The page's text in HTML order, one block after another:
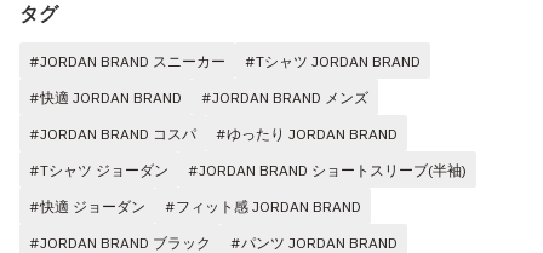
タグ
#JORDAN BRAND スニーカー
#Tシャツ JORDAN BRAND
#快適 JORDAN BRAND
#JORDAN BRAND メンズ
#JORDAN BRAND コスパ
#ゆったり JORDAN BRAND
#Tシャツ ジョーダン
#JORDAN BRAND ショートスリーブ(半袖)
#快適 ジョーダン
#フィット感 JORDAN BRAND
#JORDAN BRAND ブラック
#パンツ JORDAN BRAND